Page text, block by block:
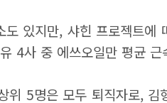
있지만, 샤힌 프로젝트
4사 중 에쓰오일만 평균 근
위 5명은 모두 퇴직자